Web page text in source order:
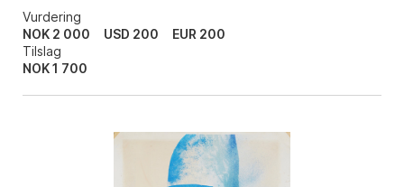
Vurdering
NOK 2 000
USD 200
EUR 200
Tilslag
NOK1 700